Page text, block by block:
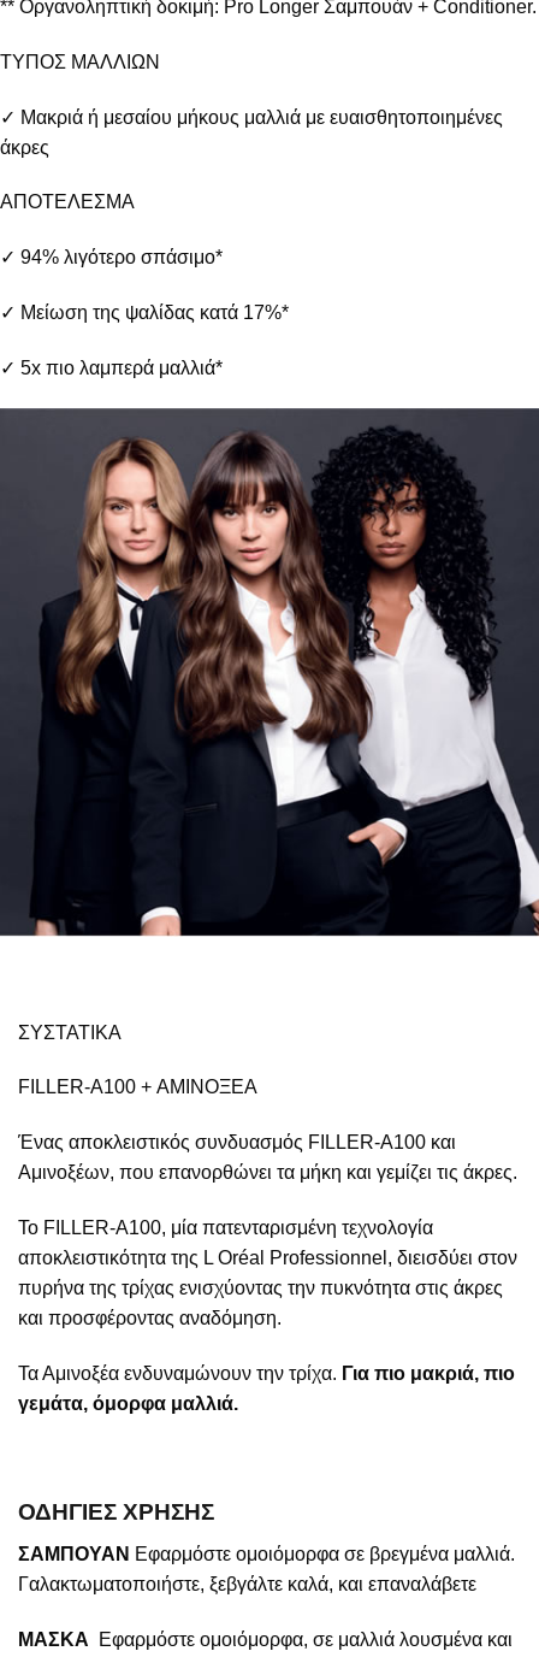
** Οργανοληπτική δοκιμή: Pro Longer Σαμπουάν + Conditioner.
ΤΥΠΟΣ ΜΑΛΛΙΩΝ
✓ Μακριά ή μεσαίου μήκους μαλλιά με ευαισθητοποιημένες
άκρες
ΑΠΟΤΕΛΕΣΜΑ
✓ 94% λιγότερο σπάσιμο*
✓ Μείωση της ψαλίδας κατά 17%*
✓ 5x πιο λαμπερά μαλλιά*
ΣΥΣΤΑΤΙΚΑ
FILLER-A100 + ΑΜΙΝΟΞΕΑ
Ένας αποκλειστικός συνδυασμός FILLER-A100 και
Αμινοξέων, που επανορθώνει τα μήκη και γεμίζει τις άκρες.
Το FILLER-A100, μία πατενταρισμένη τεχνολογία
αποκλειστικότητα της L Oréal Professionnel, διεισδύει στον
πυρήνα της τρίχας ενισχύοντας την πυκνότητα στις άκρες
και προσφέροντας αναδόμηση.
Τα Αμινοξέα ενδυναμώνουν την τρίχα. Για πιο μακριά, πιο
γεμάτα, όμορφα μαλλιά.
ΟΔΗΓΙΕΣ ΧΡΗΣΗΣ
ΣΑΜΠΟΥΑΝ Εφαρμόστε ομοιόμορφα σε βρεγμένα μαλλιά.
Γαλακτωματοποιήστε, ξεβγάλτε καλά, και επαναλάβετε
ΜΑΣΚΑ
Εφαρμόστε ομοιόμορφα, σε μαλλιά λουσμένα και